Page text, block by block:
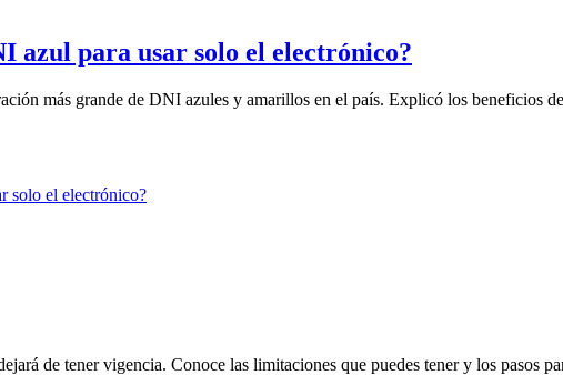
azul para usar solo el electrónico?
más grande de DNI azules y amarillos en el país. Explicó los beneficios
de tener vigencia. Conoce las limitaciones que puedes tener y los pasos